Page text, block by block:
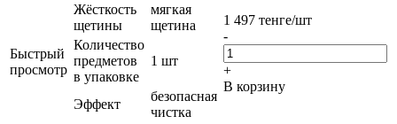
Быстрый
просмотр
Жёсткость
щетины
мягкая
щетина
Количество
предметов
в упаковке
1 шт
Эффект
безопасная
чистка
1 497 тенге/шт
-
+
В корзину